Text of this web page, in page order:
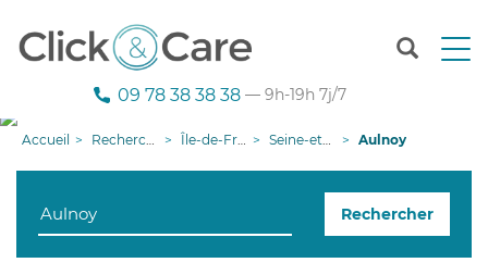
T
n
g
09 78 38 38 38 — 9h-19h 7j/7
Accueil Recherche aide à domicile Île-de-France Seine-et-Marne Aulnoy
Rechercher